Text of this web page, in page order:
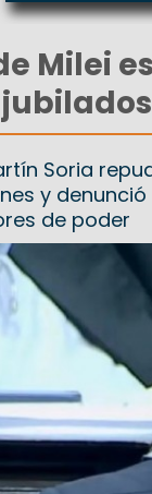
Milei
Soria
y
de poder